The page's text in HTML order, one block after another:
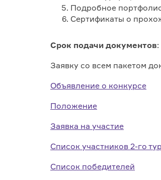
Подробное
Сертификаты о
Срок подачи документов
Заявку со всем пакетом
Объявление о конкурсе
Положение
Заявка на участие
Список участников 2-го
Список победителей